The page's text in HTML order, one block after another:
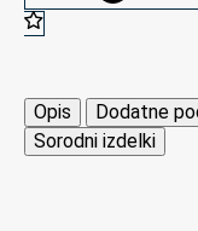
Opis Dodatne
Sorodni izdelki